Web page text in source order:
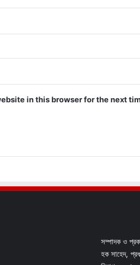
in this browser for the next
সম্পাদক ও
হক সাহেদ,